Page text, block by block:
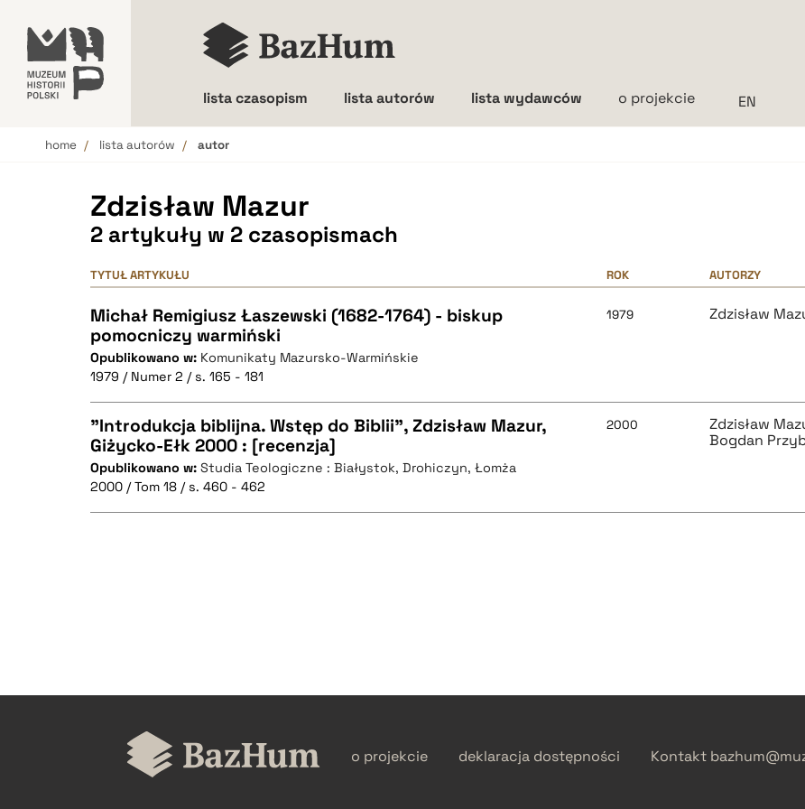
lista czasopism lista autorów lista wydawców o projekcie
home lista autorów autor
Zdzisław Mazur
2 artykuły w 2 czasopismach
TYTUŁ ARTYKUŁU ROK AUTORZY
Michał Remigiusz Łaszewski (1682-1764) - biskup
pomocniczy warmiński
Opublikowano w: Komunikaty Mazursko-Warmińskie
1979 / Numer 2 / s. 165 - 181
1979 Zdzisław
CZYSTY TEKST
"Introdukcja biblijna. Wstęp do Biblii", Zdzisław Mazur,
Giżycko-Ełk 2000 : [recenzja]
Opublikowano w: Studia Teologiczne : Białystok, Drohiczyn, Łomża
2000 / Tom 18 / s. 460 - 462
2000
Zdzisław
Bogdan
o projekcie deklaracja dostępności Kontakt